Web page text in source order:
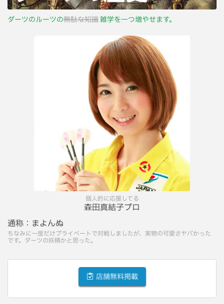
ダーツのルーツの無駄な知識雑学を一つ増やせます。
個人的に応援してる
森田真結子プロ
通称： まよんぬ
ちなみに一度だけプライベートで対戦しましたが、実物の可愛さヤバかった
です。ダーツの妖精かと思った。
店舗無料掲載